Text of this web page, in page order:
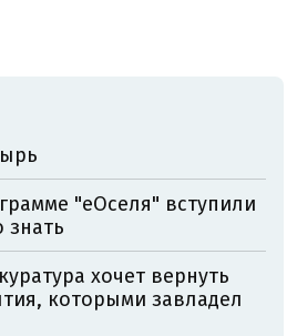
"еОселя" вступили
знать
хочет вернуть
которыми завладел